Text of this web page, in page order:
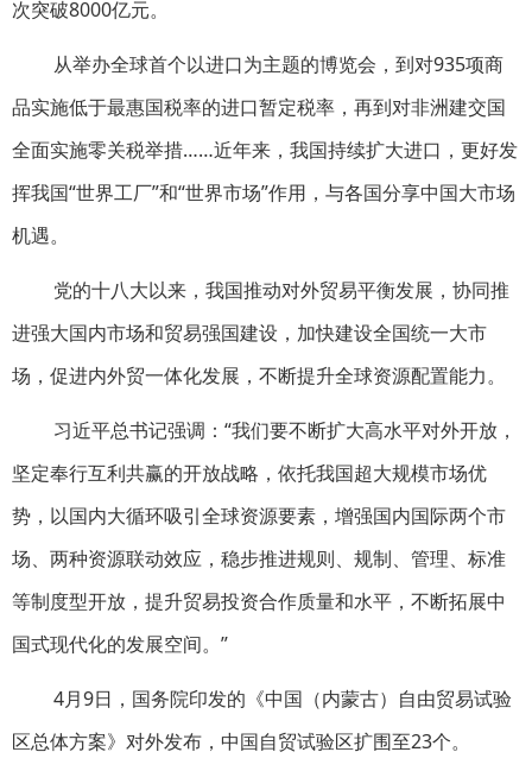
次突破8000亿元。
从举办全球首个以进口为主题的博览会，到对935项商
品实施低于最惠国税率的进口暂定税率，再到对非洲建交国
全面实施零关税举措……近年来，我国持续扩大进口，更好发
挥我国“世界工厂”和“世界市场”作用，与各国分享中国大市场
机遇。
党的十八大以来，我国推动对外贸易平衡发展，协同推
进强大国内市场和贸易强国建设，加快建设全国统一大市
场，促进内外贸一体化发展，不断提升全球资源配置能力。
习近平总书记强调：“我们要不断扩大高水平对外开放，
坚定奉行互利共赢的开放战略，依托我国超大规模市场优
势，以国内大循环吸引全球资源要素，增强国内国际两个市
场、两种资源联动效应，稳步推进规则、规制、管理、标准
等制度型开放，提升贸易投资合作质量和水平，不断拓展中
国式现代化的发展空间。”
4月9日，国务院印发的《中国（内蒙古）自由贸易试验
区总体方案》对外发布，中国自贸试验区扩围至23个。